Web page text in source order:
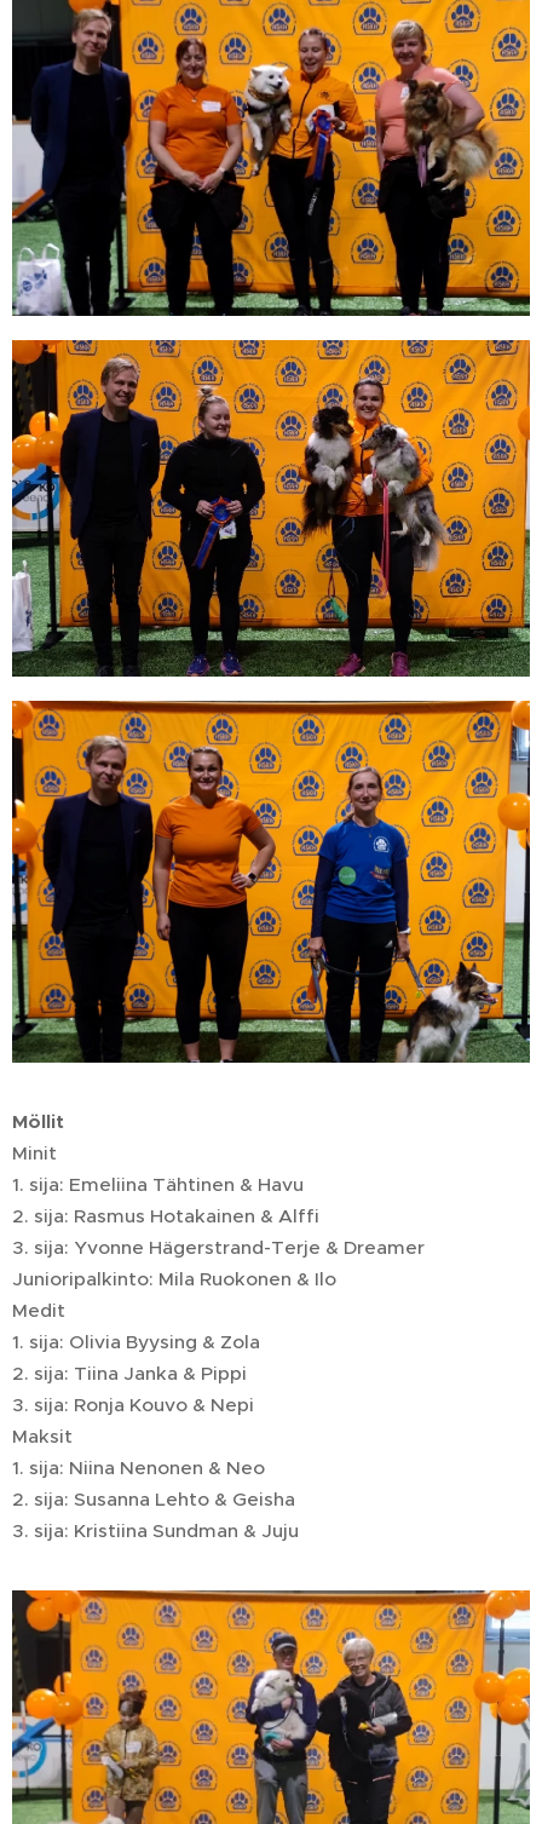
Möllit
Minit
1. sija: Emeliina Tähtinen & Havu
2. sija: Rasmus Hotakainen & Alffi
3. sija: Yvonne Hägerstrand-Terje & Dreamer
Junioripalkinto: Mila Ruokonen & Ilo
Medit
1. sija: Olivia Byysing & Zola
2. sija: Tiina Janka & Pippi
3. sija: Ronja Kouvo & Nepi
Maksit
1. sija: Niina Nenonen & Neo
2. sija: Susanna Lehto & Geisha
3. sija: Kristiina Sundman & Juju